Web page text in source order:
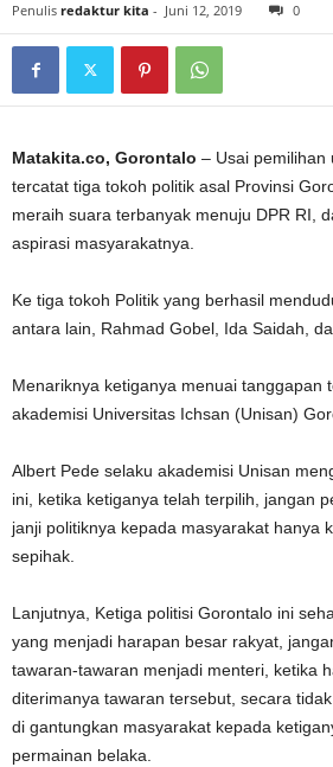
Penulis redaktur kita - Juni 12, 2019 0
Matakita.co, Gorontalo – Usai pemilihan
tercatat tiga tokoh politik asal Provinsi
meraih suara terbanyak menuju DPR RI,
aspirasi masyarakatnya.
Ke tiga tokoh Politik yang berhasil
antara lain, Rahmad Gobel, Ida Saidah,
Menariknya ketiganya menuai tanggapan
akademisi Universitas Ichsan (Unisan)
Albert Pede selaku akademisi Unisan
ini, ketika ketiganya telah terpilih, jangan
janji politiknya kepada masyarakat hanya
sepihak.
Lanjutnya, Ketiga politisi Gorontalo ini
yang menjadi harapan besar rakyat,
tawaran-tawaran menjadi menteri, ketika
diterimanya tawaran tersebut, secara
di gantungkan masyarakat kepada
permainan belaka.